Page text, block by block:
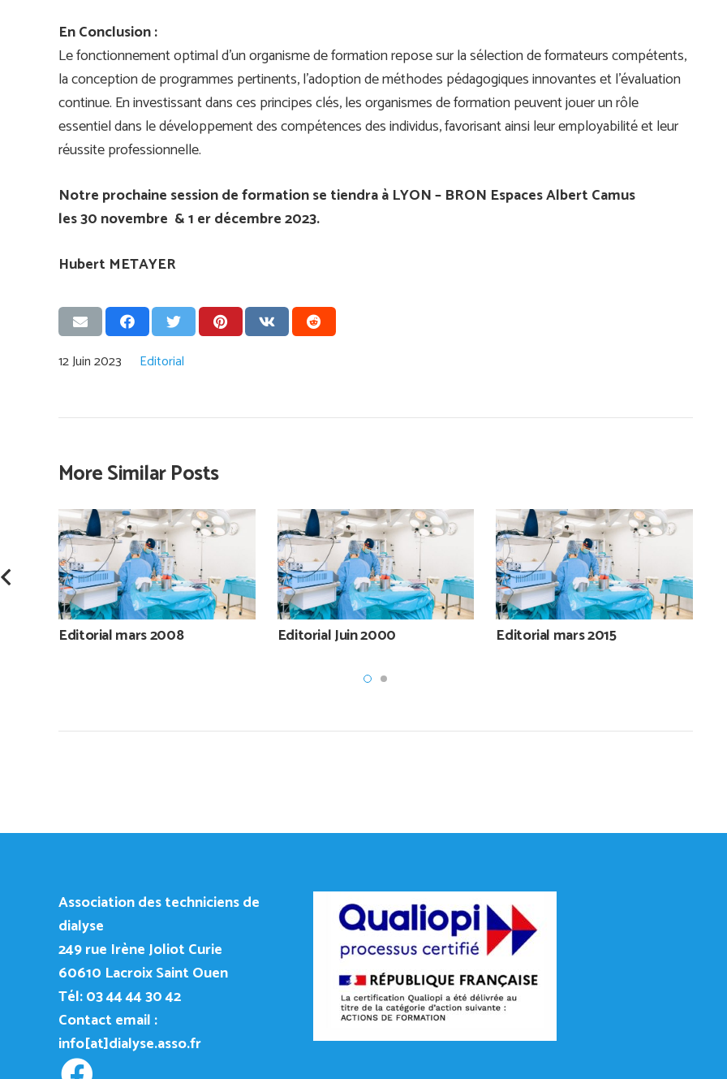
En Conclusion :
Le fonctionnement optimal d’un organisme de formation repose sur la sélection de formateurs compétents,
la conception de programmes pertinents, l’adoption de méthodes pédagogiques innovantes et l’évaluation
continue. En investissant dans ces principes clés, les organismes de formation peuvent jouer un rôle
essentiel dans le développement des compétences des individus, favorisant ainsi leur employabilité et leur
réussite professionnelle.
Notre prochaine session de formation se tiendra à LYON – BRON Espaces Albert Camus
les 30 novembre & 1 er décembre 2023.
Hubert METAYER
12 Juin 2023 Editorial
More Similar Posts
Editorial mars 2008 Editorial Juin 2000 Editorial mars 2015
Association des techniciens de
dialyse
249rue Irène Joliot Curie
60610 Lacroix Saint Ouen
Tél: 03 44 44 30 42
Contact email :
info[at]dialyse.asso.fr